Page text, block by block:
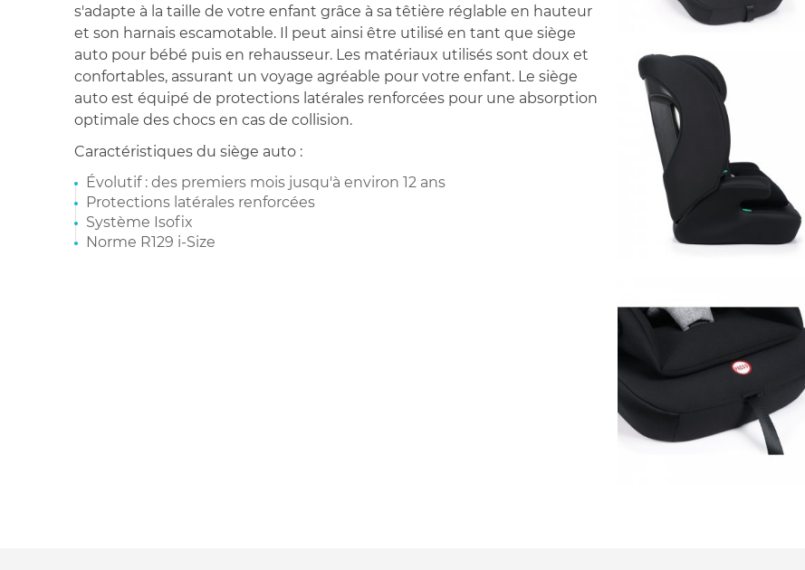
s'adapte à la taille de votre enfant grâce à sa têtière réglable en hauteur
et son harnais escamotable. Il peut ainsi être utilisé en tant que siège
auto pour bébé puis en rehausseur. Les matériaux utilisés sont doux et
confortables, assurant un voyage agréable pour votre enfant. Le siège
auto est équipé de protections latérales renforcées pour une absorption
optimale des chocs en cas de collision.
Caractéristiques du siège auto :
Évolutif : des premiers mois jusqu'à environ 12 ans
Protections latérales renforcées
Système Isofix
Norme R129 i-Size